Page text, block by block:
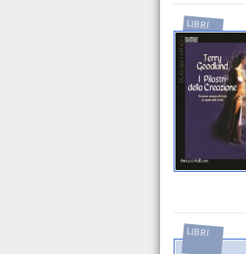
LIBRI
LIBRI